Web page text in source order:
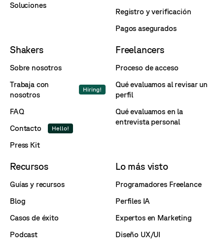
Soluciones
Registro y verificación
Pagos asegurados
Shakers
Sobre nosotros
Trabaja con
nosotros
Hiring!
FAQ
Contacto
Hello!
Press Kit
Freelancers
Proceso de acceso
Qué evaluamos al revisar un
perfil
Qué evaluamos en la
entrevista personal
Recursos
Guías y recursos
Blog
Casos de éxito
Podcast
Lo más visto
Programadores Freelance
Perfiles IA
Expertos en Marketing
Diseño UX/UI